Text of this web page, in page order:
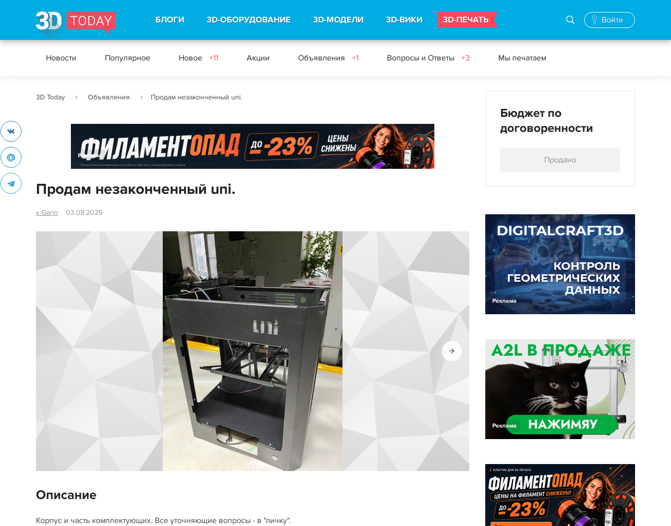
БЛОГИ 3D-ОБОРУДОВАНИЕ 3D-МОДЕЛИ 3D-ВИКИ 3D-ПЕЧАТЬ Войти
Новости Популярное Новое +11 Акции Объявления +1 Вопросы и Ответы +3 Мы печатаем
3D Today Объявления Продам незаконченный uni.
Реклама
Продам незаконченный uni.
x-Garin 03.08.2025
Описание
Корпус и часть комплектующих. Все уточняющие вопросы - в "личку".
Бюджет по
договоренности
Продано
Реклама
Реклама